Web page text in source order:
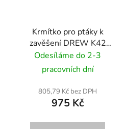
Krmítko pro ptáky k
zavěšení DREW K42
35cm
Odesíláme do 2-3
pracovních dní
805,79 Kč bez DPH
975 Kč